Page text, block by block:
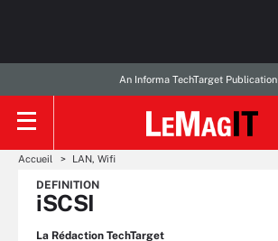
An Informa TechTarget Publication
Accueil LAN, Wifi
DEFINITION
iSCSI
La Rédaction TechTarget